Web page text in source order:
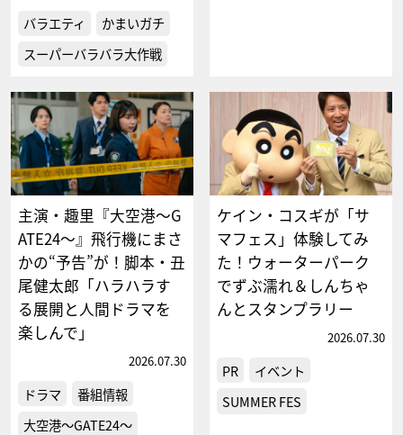
バラエティ
かまいガチ
スーパーバラバラ大作戦
主演・趣里『大空港～G
ATE24～』飛行機にまさ
かの“予告”が！脚本・丑
尾健太郎「ハラハラす
る展開と人間ドラマを
楽しんで」
2026.07.30
ドラマ
番組情報
大空港～GATE24～
ケイン・コスギが「サ
マフェス」体験してみ
た！ウォーターパーク
でずぶ濡れ＆しんちゃ
んとスタンプラリー
2026.07.30
PR
イベント
SUMMER FES